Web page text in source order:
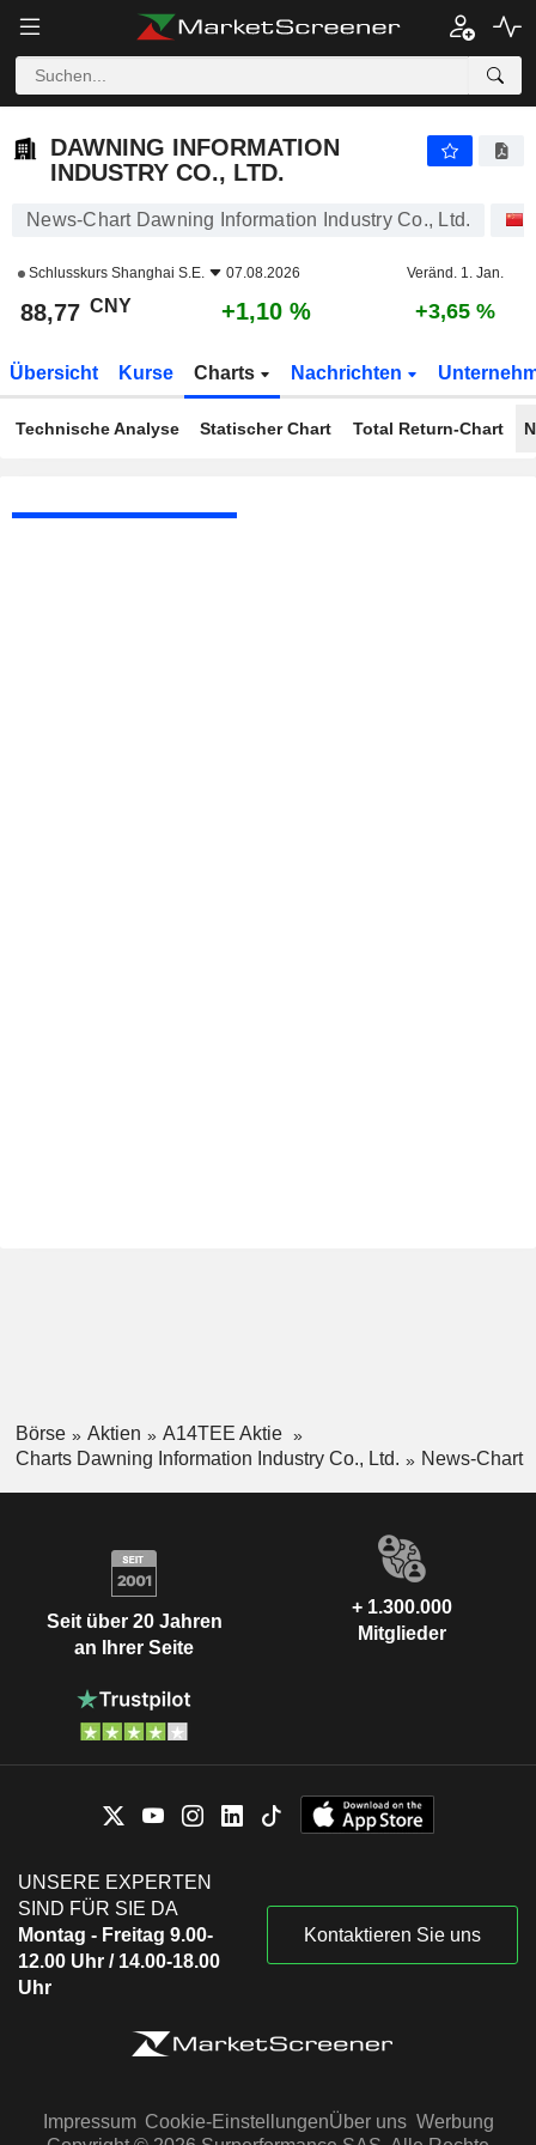
DAWNING INFORMATION
INDUSTRY CO., LTD.
News-Chart Dawning Information Industry Co., Ltd.
Schlusskurs Shanghai S.E. 07.08.2026 Veränd. 1. Jan.
88,77 CNY +1,10 % +3,65 %
Übersicht Kurse Charts Nachrichten
Technische Analyse Statischer Chart Total Return-Chart
Börse Aktien
A14TEE Aktie
Charts Dawning Information Industry Co., Ltd.
News-Chart
Seit über 20 Jahren
an Ihrer Seite
+ 1.300.000
Mitglieder
UNSERE EXPERTEN
SIND FÜR SIE DA
Montag - Freitag 9.00-
12.00 Uhr / 14.00-18.00
Uhr
Kontaktieren Sie uns
Impressum Cookie-EinstellungenÜber uns Werbung